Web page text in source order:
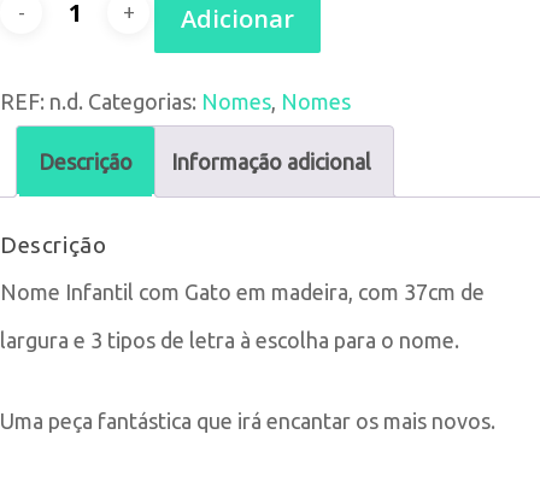
Quantidade
Nome
Infantil
e
Gato
Adicionar
REF: n.d. Categorias: Nomes, Nomes
Descrição Informação adicional
Descrição
Nome Infantil com Gato em madeira, com 37cm de
largura e 3 tipos de letra à escolha para o nome.
Uma peça fantástica que irá encantar os mais novos.